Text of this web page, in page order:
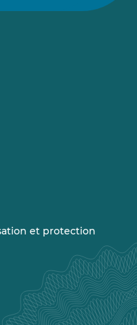
sursur
et protection